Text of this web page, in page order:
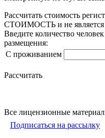
Рассчитать стоимость
СТОИМОСТЬ и не является
Введите количество
размещения:
С проживанием
Рассчитать
Все лицензионные
Подписаться на рассылку